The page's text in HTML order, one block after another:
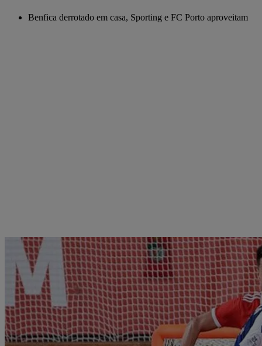
Benfica derrotado em casa, Sporting e FC Porto aproveitam